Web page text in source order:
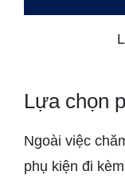
Lựa chọn
Ngoài việc
phụ kiện đi